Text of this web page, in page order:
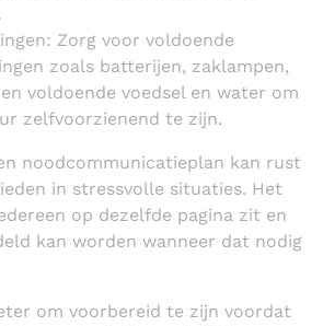
Zorg voor voldoende
zoals batterijen, zaklampen,
voldoende voedsel en water om
zelfvoorzienend te zijn.
noodcommunicatieplan kan rust
in stressvolle situaties. Het
op dezelfde pagina zit en
kan worden wanneer dat nodig
om voorbereid te zijn voordat